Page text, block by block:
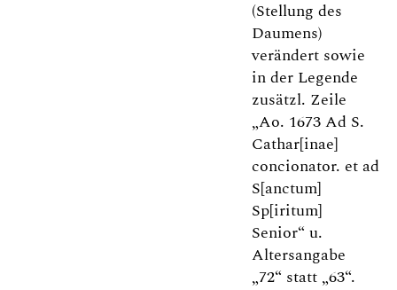
(Stellung des
Daumens)
verändert sowie
in der Legende
zusätzl. Zeile
„Ao. 1673 Ad S.
Cathar[inae]
concionator. et ad
S[anctum]
Sp[iritum]
Senior“ u.
Altersangabe
„72“ statt „63“.